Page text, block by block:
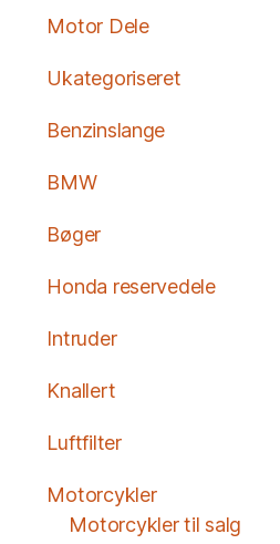
Motor Dele
Ukategoriseret
Benzinslange
BMW
Bøger
Honda reservedele
Intruder
Knallert
Luftfilter
Motorcykler
Motorcykler til salg